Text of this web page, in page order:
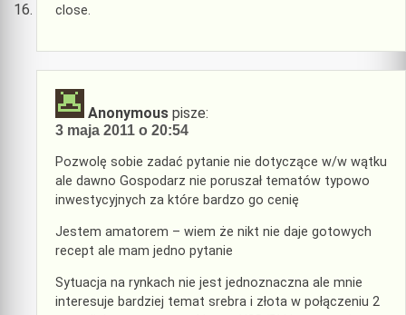
close.
Anonymous pisze:
3 maja 2011 o 20:54
Pozwolę sobie zadać pytanie nie dotyczące w/w wątku
ale dawno Gospodarz nie poruszał tematów typowo
inwestycyjnych za które bardzo go cenię
Jestem amatorem – wiem że nikt nie daje gotowych
recept ale mam jedno pytanie
Sytuacja na rynkach nie jest jednoznaczna ale mnie
interesuje bardziej temat srebra i złota w połączeniu 2